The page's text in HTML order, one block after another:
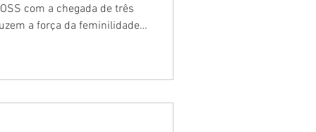
com a chegada de três
a força da feminilidade
protagonizam a
conquistas indiv